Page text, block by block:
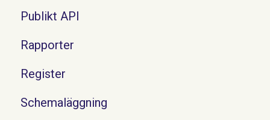
Publikt API
Rapporter
Register
Schemaläggning